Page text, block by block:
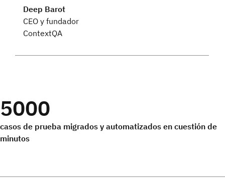
Deep Barot
CEO y fundador
ContextQA
5000
casos de prueba migrados y automatizados en cuestión de
minutos